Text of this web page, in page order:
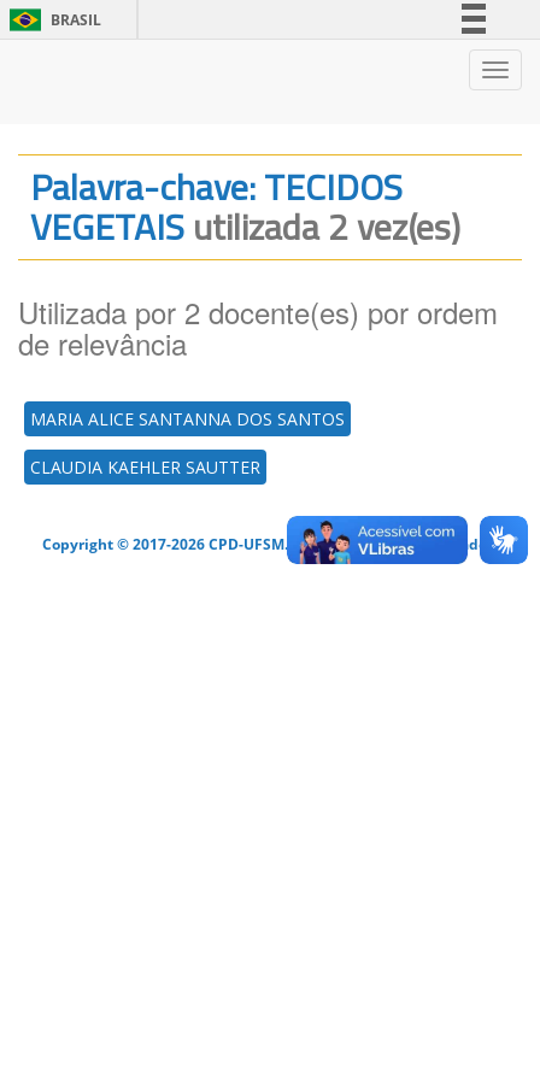
BRASIL
Legislação
Canais
Palavra-chave: TECIDOS
VEGETAISutilizada 2 vez(es)
Utilizada por 2 docente(es) por ordem
de relevância
MARIA ALICE SANTANNA DOS SANTOS
CLAUDIA KAEHLER SAUTTER
Copyright © 2017-2026 CPD-UFSM. Todos os direitos reservados.